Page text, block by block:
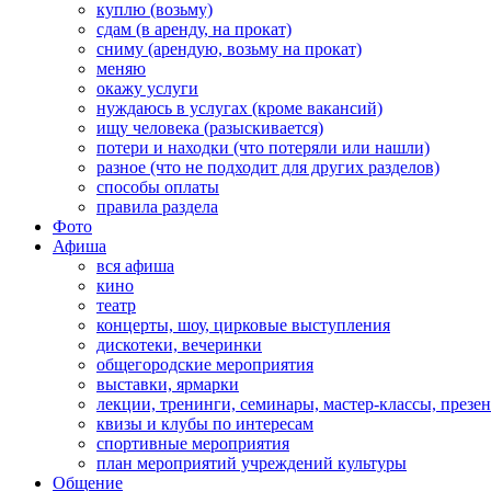
куплю (возьму)
сдам (в аренду, на прокат)
сниму (арендую, возьму на прокат)
меняю
окажу услуги
нуждаюсь в услугах (кроме вакансий)
ищу человека (разыскивается)
потери и находки (что потеряли или нашли)
разное (что не подходит для других разделов)
способы оплаты
правила раздела
Фото
Афиша
вся афиша
кино
театр
концерты, шоу, цирковые выступления
дискотеки, вечеринки
общегородские мероприятия
выставки, ярмарки
лекции, тренинги, семинары, мастер-классы,
квизы и клубы по интересам
спортивные мероприятия
план мероприятий учреждений культуры
Общение